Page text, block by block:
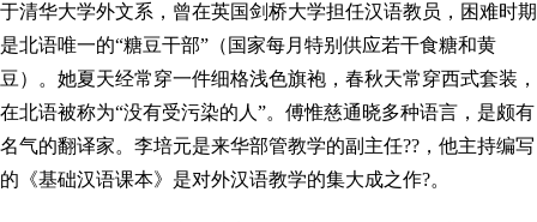
于清华大学外文系，曾在英国剑桥大学担任汉语教员，困难时期
是北语唯一的“糖豆干部”（国家每月特别供应若干食糖和黄
豆）。她夏天经常穿一件细格浅色旗袍，春秋天常穿西式套装，
在北语被称为“没有受污染的人”。傅惟慈通晓多种语言，是颇有
名气的翻译家。李培元是来华部管教学的副主任??，他主持编写
的《基础汉语课本》是对外汉语教学的集大成之作?。